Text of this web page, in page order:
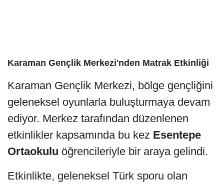
Karaman Gençlik Merkezi'nden Matrak Etkinliği
Karaman Gençlik Merkezi, bölge gençliğini
geleneksel oyunlarla buluşturmaya devam
ediyor. Merkez tarafından düzenlenen
etkinlikler kapsamında bu kez Esentepe
Ortaokulu öğrencileriyle bir araya gelindi.
Etkinlikte, geleneksel Türk sporu olan